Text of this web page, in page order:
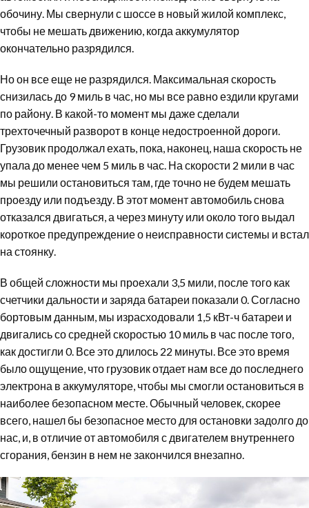
обочину. Мы свернули с шоссе в новый жилой комплекс,
чтобы не мешать движению, когда аккумулятор
окончательно разрядился.
Но он все еще не разрядился. Максимальная скорость
снизилась до 9 миль в час, но мы все равно ездили кругами
по району. В какой-то момент мы даже сделали
трехточечный разворот в конце недостроенной дороги.
Грузовик продолжал ехать, пока, наконец, наша скорость не
упала до менее чем 5 миль в час. На скорости 2 мили в час
мы решили остановиться там, где точно не будем мешать
проезду или подъезду. В этот момент автомобиль снова
отказался двигаться, а через минуту или около того выдал
короткое предупреждение о неисправности системы и встал
на стоянку.
В общей сложности мы проехали 3,5 мили, после того как
счетчики дальности и заряда батареи показали 0. Согласно
бортовым данным, мы израсходовали 1,5 кВт-ч батареи и
двигались со средней скоростью 10 миль в час после того,
как достигли 0. Все это длилось 22 минуты. Все это время
было ощущение, что грузовик отдает нам все до последнего
электрона в аккумуляторе, чтобы мы смогли остановиться в
наиболее безопасном месте. Обычный человек, скорее
всего, нашел бы безопасное место для остановки задолго до
нас, и, в отличие от автомобиля с двигателем внутреннего
сгорания, бензин в нем не закончился внезапно.